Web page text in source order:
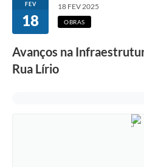
FEV
18
18 FEV 2025
OBRAS
Avanços na
Rua Lírio